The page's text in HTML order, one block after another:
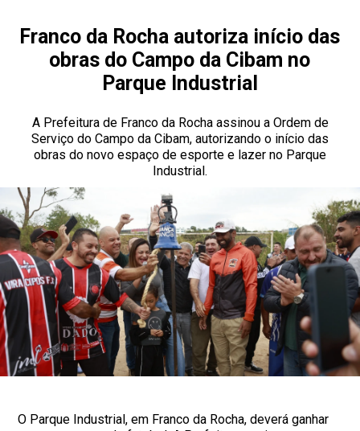
Franco da Rocha autoriza início das
obras do Campo da Cibam no
Parque Industrial
A Prefeitura de Franco da Rocha assinou a Ordem de
Serviço do Campo da Cibam, autorizando o início das
obras do novo espaço de esporte e lazer no Parque
Industrial.
O Parque Industrial, em Franco da Rocha, deverá ganhar